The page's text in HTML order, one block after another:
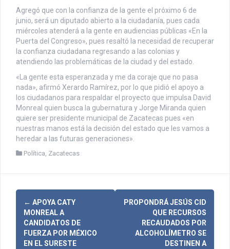
Agregó que con la confianza de la gente el próximo 6 de
junio, será un diputado abierto a la ciudadanía, pues cada
miércoles atenderá a la gente en audiencias públicas «En la
Puerta del Congreso», pues resaltó la necesidad de recuperar
la confianza ciudadana regresando a las colonias y
atendiendo las problemáticas de la ciudad y del estado.
«La gente esta esperanzada y me da coraje que no pasa
nada», afirmó Xerardo Ramírez, por lo que pidió el apoyo a
los ciudadanos para respaldar el proyecto que impulsa David
Monreal quien busca la gubernatura y Jorge Miranda quien
quiere ser presidente municipal de Zacatecas pues «en
nuestras manos está la decisión del estado que les vamos a
heredar a las futuras generaciones».
Política, Zacatecas
N← APOYA CATY
MONREAL A
CANDIDATOS DE
FUERZA POR MÉXICO
EN EL SURESTE
PROPONDRÁ JESÚS CID
QUE RECURSOS
RECAUDADOS POR
ALCOHOLÍMETRO SE
DESTINEN A